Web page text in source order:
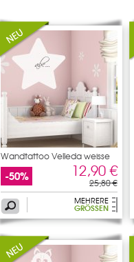
Wandtattoo Velleda weisse
-50% 12,90 €
25,80 €
MEHRERE
GRÖSSEN